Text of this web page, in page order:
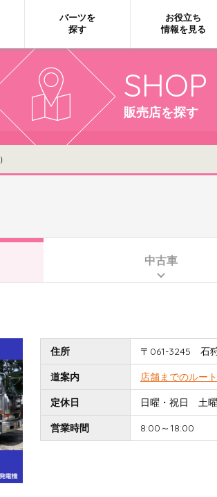
パーツを
探す
お役立ち
情報を見る
SHOP
販売店を探す
中古車
住所 〒061-3245 石
道案内 店舗までのルー
定休日 日曜・祝日 土
営業時間 8:00～18:00